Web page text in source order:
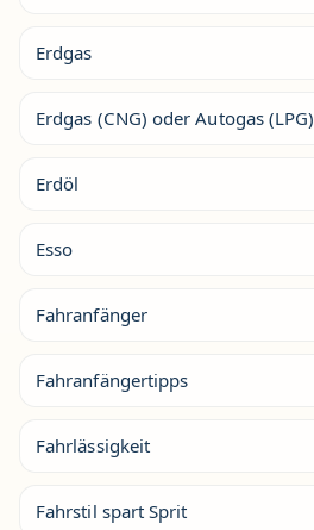
Erdgas
Erdgas (CNG) oder Autogas (LPG)
Erdöl
Esso
Fahranfänger
Fahranfängertipps
Fahrlässigkeit
Fahrstil spart Sprit